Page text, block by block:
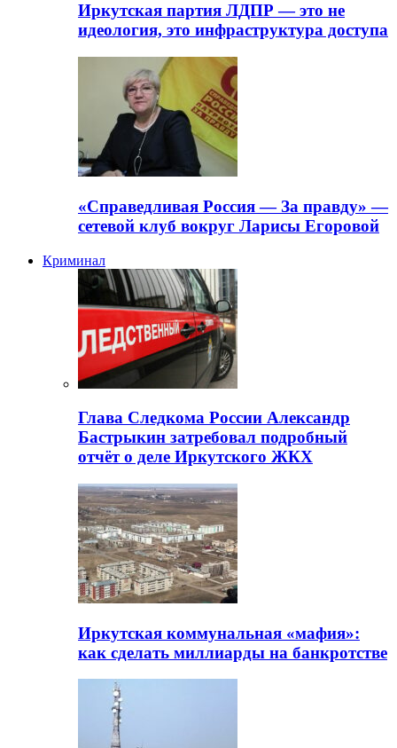
Иркутская партия ЛДПР — это не
идеология, это инфраструктура доступа
«Справедливая Россия — За правду» —
сетевой клуб вокруг Ларисы Егоровой
Криминал
Глава Следкома России Александр
Бастрыкин затребовал подробный
отчёт о деле Иркутского ЖКХ
Иркутская коммунальная «мафия»:
как сделать миллиарды на банкротстве